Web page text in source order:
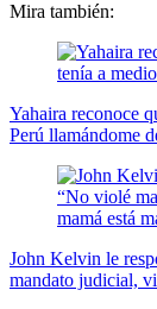
Mira también:
Yahaira reconoce
Perú llamándome
John Kelvin le
mandato judicial,